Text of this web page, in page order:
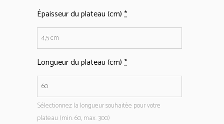
Épaisseur du plateau (cm)*
Longueur du plateau (cm)*
Sélectionnez la longueur souhaitée pour votre
plateau (min. 60, max. 300)